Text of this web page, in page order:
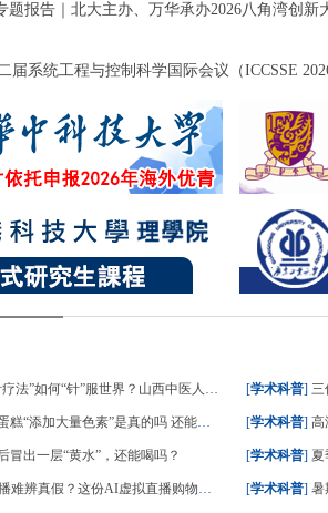
题报告｜北大主办、万华承办2026八角湾创新
届系统工程与控制科学国际会议（ICCSSE
法”如何“针”服世界？山西中医人这样答
“添加大量色素”是真的吗 还能不能吃？
冒出一层“黄水”，还能喝吗？
辨真假？这份AI虚拟直播购物指南请收好
[学术科普] 三
[学术科普] 高
[学术科普] 夏
[学术科普] 暑